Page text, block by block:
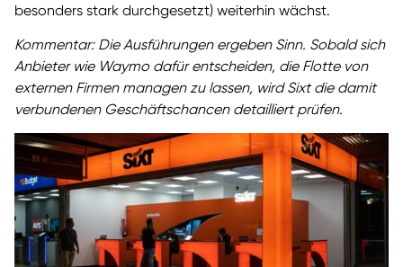
besonders stark durchgesetzt) weiterhin wächst.
Kommentar: Die Ausführungen ergeben Sinn. Sobald sich
Anbieter wie Waymo dafür entscheiden, die Flotte von
externen Firmen managen zu lassen, wird Sixt die damit
verbundenen Geschäftschancen detailliert prüfen.